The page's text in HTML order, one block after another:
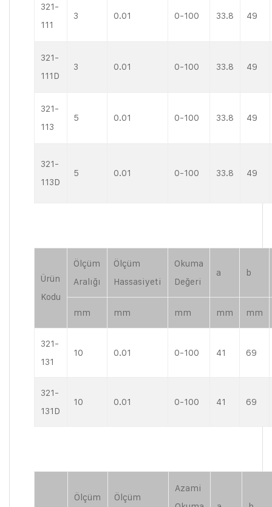
321-
111
3 0.01 0-100 33.8 49
321-
111D
3 0.01 0-100 33.8 49
321-
113
5 0.01 0-100 33.8 49
321-
113D
5 0.01 0-100 33.8 49
Ürün
Kodu
Ölçüm
Aralığı
Ölçüm
Hassasiyeti
Okuma
Değeri
a b
mm mm mm mm mm
321-
131
10 0.01 0-100 41 69
321-
131D
10 0.01 0-100 41 69
Ölçüm Ölçüm
Azami